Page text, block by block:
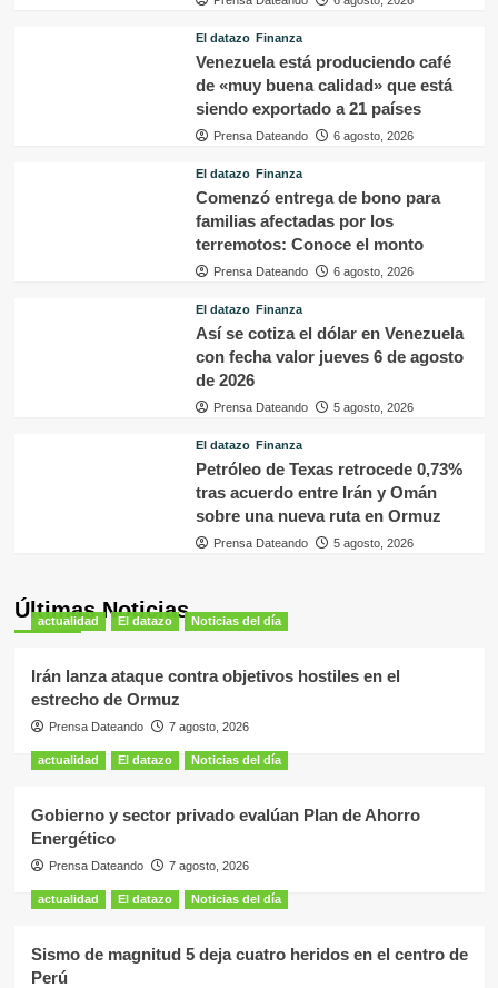
El datazo Finanza
Venezuela está produciendo café
de «muy buena calidad» que está
siendo exportado a 21 países
Prensa Dateando 6 agosto, 2026
El datazo Finanza
Comenzó entrega de bono para
familias afectadas por los
terremotos: Conoce el monto
Prensa Dateando 6 agosto, 2026
El datazo Finanza
Así se cotiza el dólar en Venezuela
con fecha valor jueves 6 de agosto
de 2026
Prensa Dateando 5 agosto, 2026
El datazo Finanza
Petróleo de Texas retrocede 0,73%
tras acuerdo entre Irán y Omán
sobre una nueva ruta en Ormuz
Prensa Dateando 5 agosto, 2026
Últimas Noticias
actualidad El datazo Noticias del día
Irán lanza ataque contra objetivos hostiles en el
estrecho de Ormuz
Prensa Dateando 7 agosto, 2026
actualidad El datazo Noticias del día
Gobierno y sector privado evalúan Plan de Ahorro
Energético
Prensa Dateando 7 agosto, 2026
actualidad El datazo Noticias del día
Sismo de magnitud 5 deja cuatro heridos en el centro de
Perú